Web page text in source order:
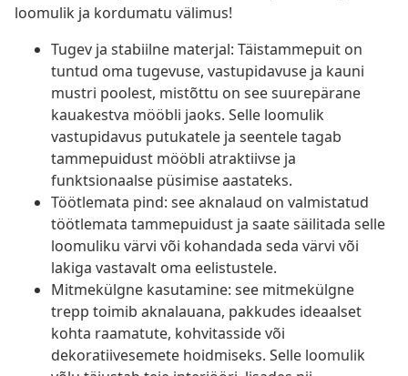
loomulik ja kordumatu välimus!
Tugev ja stabiilne materjal: Täistammepuit on
tuntud oma tugevuse, vastupidavuse ja kauni
mustri poolest, mistõttu on see suurepärane
kauakestva mööbli jaoks. Selle loomulik
vastupidavus putukatele ja seentele tagab
tammepuidust mööbli atraktiivse ja
funktsionaalse püsimise aastateks.
Töötlemata pind: see aknalaud on valmistatud
töötlemata tammepuidust ja saate säilitada selle
loomuliku värvi või kohandada seda värvi või
lakiga vastavalt oma eelistustele.
Mitmekülgne kasutamine: see mitmekülgne
trepp toimib aknalauana, pakkudes ideaalset
kohta raamatute, kohvitasside või
dekoratiivesemete hoidmiseks. Selle loomulik